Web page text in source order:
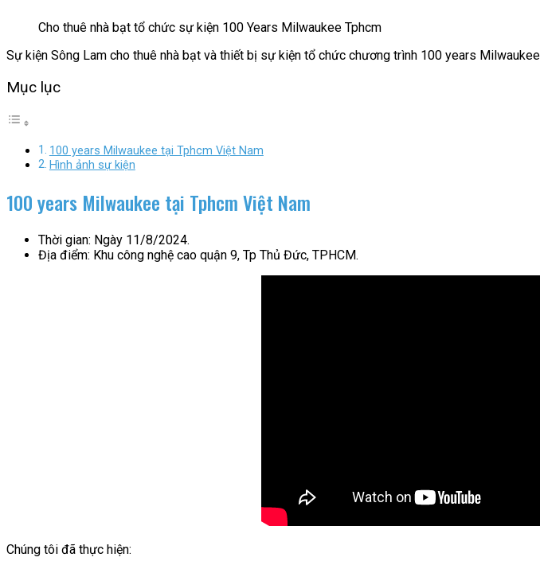
Cho thuê nhà bạt tổ chức sự kiện 100 Years Milwaukee Tphcm
Sự kiện Sông Lam cho thuê nhà bạt và thiết bị sự kiện tổ chức chương trình 100 years
Mục lục
100 years Milwaukee tại Tphcm Việt Nam
Hình ảnh sự kiện
100 years Milwaukee tại Tphcm Việt Nam
Thời gian: Ngày 11/8/2024.
Địa điểm: Khu công nghệ cao quận 9, Tp Thủ Đức, TPHCM.
Chúng tôi đã thực hiện: